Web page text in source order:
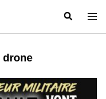
Rechercher
drone